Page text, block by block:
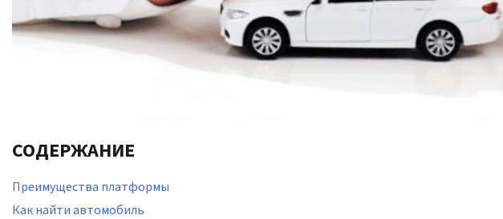
СОДЕРЖАНИЕ
Преимущества платформы
Как найти автомобиль